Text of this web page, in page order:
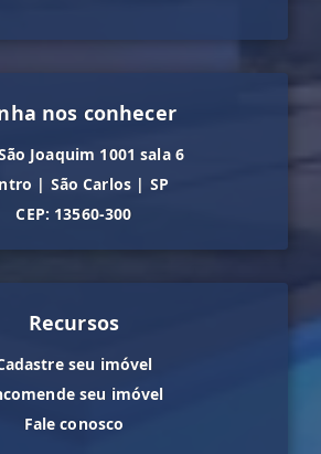
nos conhecer
Joaquim 1001 sala 6
| São Carlos | SP
CEP: 13560-300
Recursos
seu imóvel
seu imóvel
Fale conosco